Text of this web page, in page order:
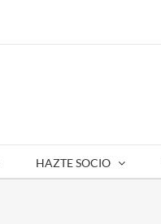
HAZTE SOCIO